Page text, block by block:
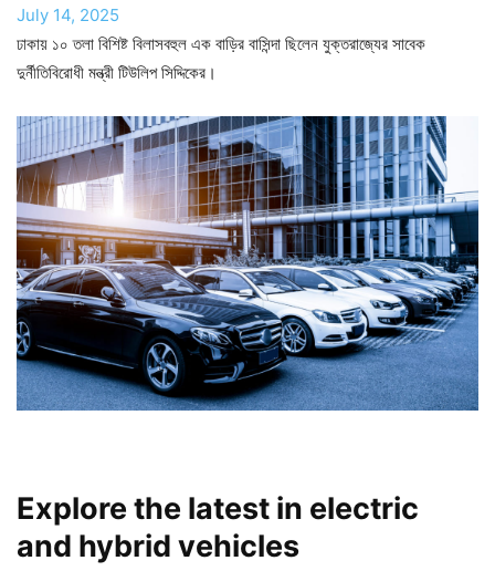
July 14, 2025
ঢাকায় ১০ তলা বিশিষ্ট বিলাসবহুল এক বাড়ির বাসিন্দা ছিলেন যুক্তরাজ্যের সাবেক
দুর্নীতিবিরোধী মন্ত্রী টিউলিপ সিদ্দিকের।
Explore the latest in electric
and hybrid vehicles